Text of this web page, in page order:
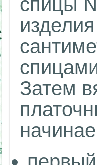
спицы
Затем